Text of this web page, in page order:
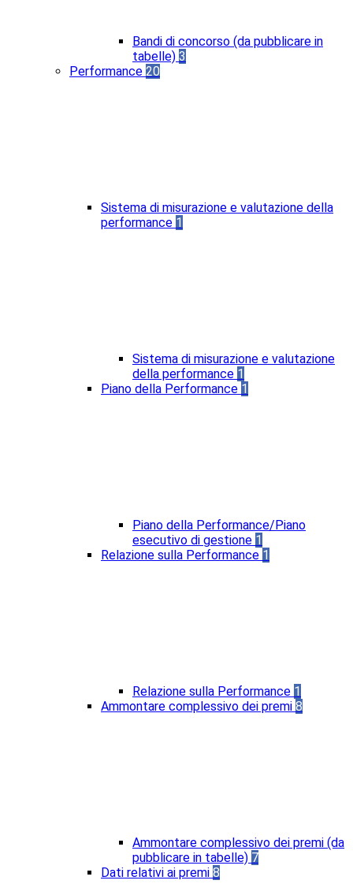
Bandi di concorso (da pubblicare in
tabelle) 3
Performance 20
Sistema di misurazione e valutazione della
performance 1
Sistema di misurazione e valutazione
della performance 1
Piano della Performance 1
Piano della Performance/Piano
esecutivo di gestione 1
Relazione sulla Performance 1
Relazione sulla Performance 1
Ammontare complessivo dei premi 8
Ammontare complessivo dei premi (da
pubblicare in tabelle) 7
Dati relativi ai premi 8